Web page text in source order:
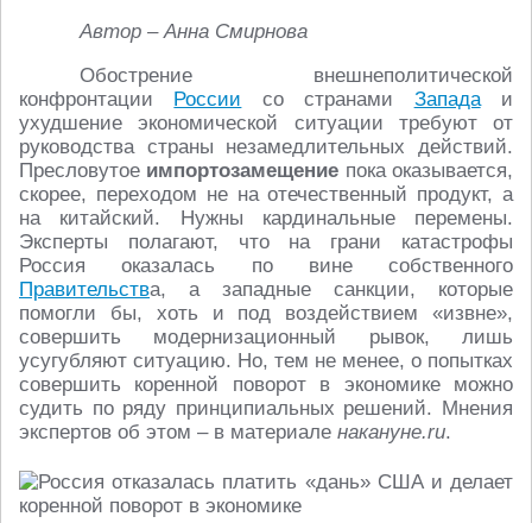
Автор – Анна Смирнова
Обострение внешнеполитической
конфронтации России со странами Западаи
ухудшение экономической ситуации требуют от
руководства страны незамедлительных действий.
Пресловутое импортозамещение пока оказывается,
скорее, переходом не на отечественный продукт, а
на китайский. Нужны кардинальные перемены.
Эксперты полагают, что на грани катастрофы
Россия оказалась по вине собственного
Правительства, а западные санкции, которые
помогли бы, хоть и под воздействием «извне»,
совершить модернизационный рывок, лишь
усугубляют ситуацию. Но, тем не менее, о попытках
совершить коренной поворот в экономике можно
судить по ряду принципиальных решений. Мнения
экспертов об этом – в материале накануне.ru.